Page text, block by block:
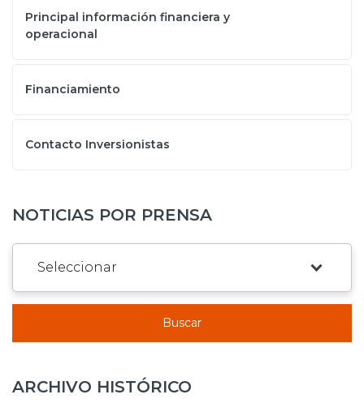
Principal información financiera y
operacional
Financiamiento
Contacto Inversionistas
NOTICIAS POR PRENSA
Buscar
ARCHIVO HISTÓRICO